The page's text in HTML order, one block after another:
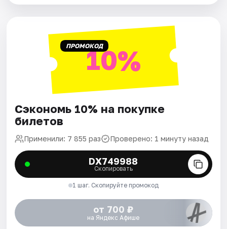
ПРОМОКОД10%
Сэкономь 10% на покупке
билетов
Применили: 7 855 раз Проверено: 1 минуту назад
DX749988
Скопировать
1 шаг. Скопируйте промокод
от 700 ₽
на Яндекс Афише